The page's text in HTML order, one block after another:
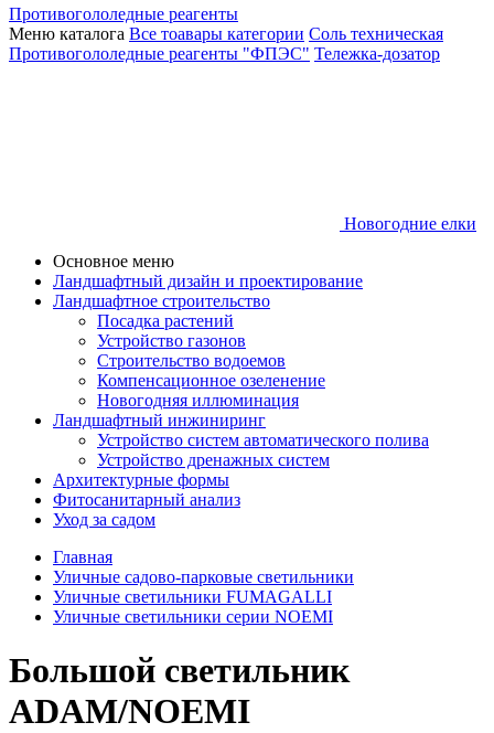
Противогололедные реагенты
Меню каталога Все тоавары категории Соль техническая
Противогололедные реагенты "ФПЭС" Тележка-дозатор
Новогодние елки
Основное меню
Ландшафтный дизайн и проектирование
Ландшафтное строительство
Посадка растений
Устройство газонов
Строительство водоемов
Компенсационное озеленение
Новогодняя иллюминация
Ландшафтный инжиниринг
Устройство систем автоматического полива
Устройство дренажных систем
Aрхитектурные формы
Фитосанитарный анализ
Уход за садом
Главная
Уличные садово-парковые светильники
Уличные светильники FUMAGALLI
Уличные светильники серии NOEMI
Большой светильник
ADAM/NOEMI